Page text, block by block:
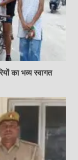
का भव्य स्वागत